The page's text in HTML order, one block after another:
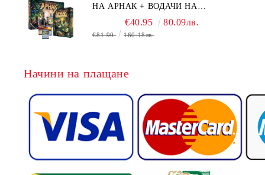
НА АРНАК + ВОДАЧИ НА
ЕКСПЕДИЦИИ + ПРОМО КАРТИ
БЕЗПЛАТНО
€40.95 80.09лв.
€81.90 160.18лв.
Начини на плащане